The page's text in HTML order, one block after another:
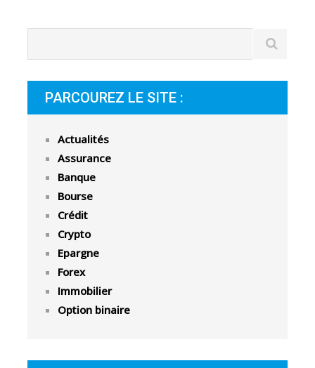
PARCOUREZ LE SITE :
Actualités
Assurance
Banque
Bourse
Crédit
Crypto
Epargne
Forex
Immobilier
Option binaire